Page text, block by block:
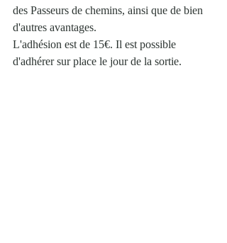
des Passeurs de chemins, ainsi que de bien
d'autres avantages.
L'adhésion est de 15€. Il est possible
d'adhérer sur place le jour de la sortie.